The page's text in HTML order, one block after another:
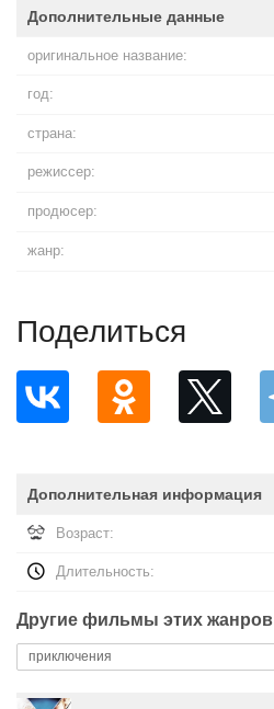
Дополнительные данные
оригинальное название:
год:
страна:
режиссер:
продюсер:
жанр:
Поделиться
Дополнительная информация
Возраст:
Длительность:
Другие фильмы этих жанров
приключения